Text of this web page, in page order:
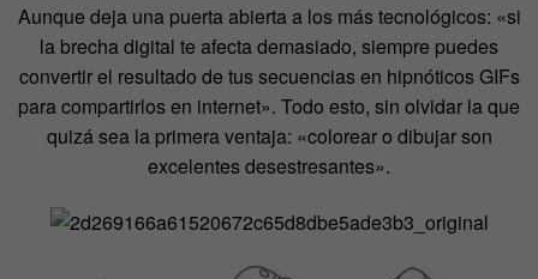
Aunque deja una puerta abierta a los más tecnológicos: «si
la brecha digital te afecta demasiado, siempre puedes
convertir el resultado de tus secuencias en hipnóticos GIFs
para compartirlos en internet». Todo esto, sin olvidar la que
quizá sea la primera ventaja: «colorear o dibujar son
excelentes desestresantes».